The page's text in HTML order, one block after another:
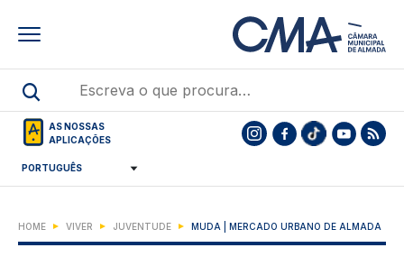
AS NOSSAS
APLICAÇÕES
HOME VIVER JUVENTUDE MUDA | MERCADO URBANO DE ALMADA